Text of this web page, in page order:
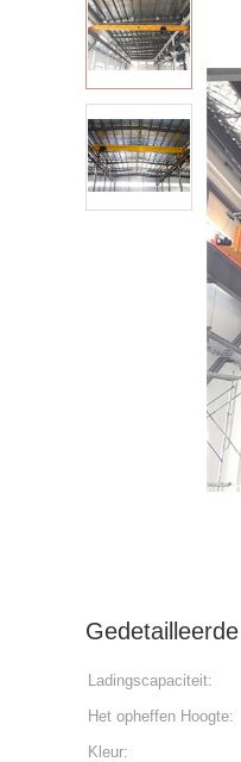
Ladingscapaciteit:
Het opheffen Hoogte:
Kleur: